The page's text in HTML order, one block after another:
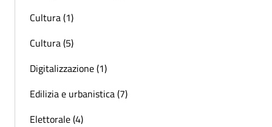
Cultura (1)
Cultura (5)
Digitalizzazione (1)
Edilizia e urbanistica (7)
Elettorale (4)